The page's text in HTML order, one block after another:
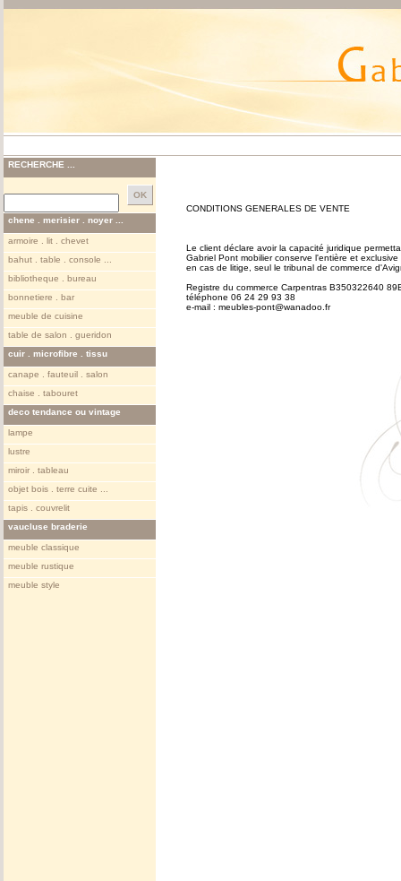
RECHERCHE ...
chene . merisier . noyer ...
armoire . lit . chevet
bahut . table . console ...
bibliotheque . bureau
bonnetiere . bar
meuble de cuisine
table de salon . gueridon
cuir . microfibre . tissu
canape . fauteuil . salon
chaise . tabouret
deco tendance ou vintage
lampe
lustre
miroir . tableau
objet bois . terre cuite ...
tapis . couvrelit
vaucluse braderie
meuble classique
meuble rustique
meuble style
CONDITIONS GENERALES DE VENTE
Le client déclare avoir la capacité juridique
Gabriel Pont mobilier conserve l'entière et
en cas de litige, seul le tribunal de commerce
Registre du commerce Carpentras B350322640
téléphone 06 24 29 93 38
e-mail : meubles-pont@wanadoo.fr